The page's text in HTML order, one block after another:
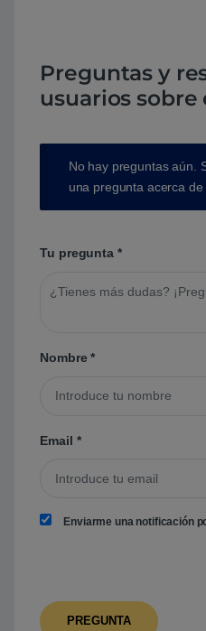
Preguntas y
usuarios
No hay preguntas aún.
una pregunta acerca de
Tu pregunta *
Nombre*
Email *
Enviarme una notificación